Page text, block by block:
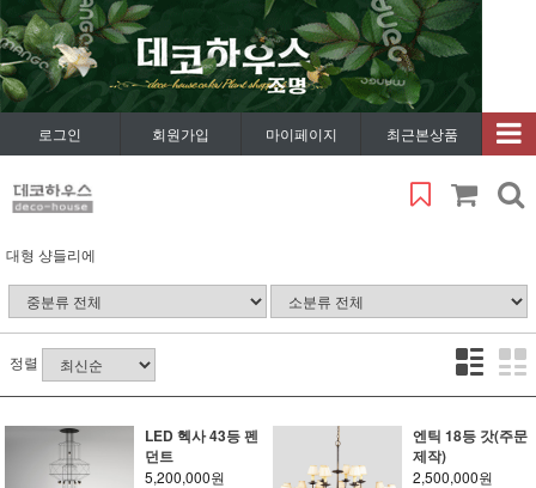
로그인 회원가입 마이페이지 최근본상품
대형 샹들리에
정렬
LED 헥사 43등 펜
던트
5,200,000원
엔틱 18등 갓(주문
제작)
2,500,000원